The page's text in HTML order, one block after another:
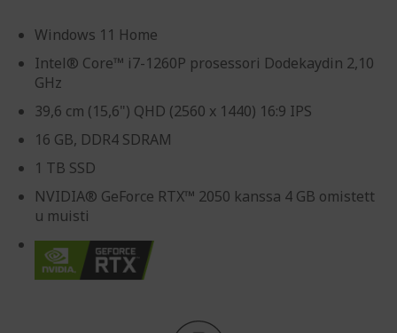
Windows 11 Home
Intel® Core™ i7-1260P prosessori Dodekaydin 2,10
GHz
39,6 cm (15,6") QHD (2560 x 1440) 16:9 IPS
16 GB, DDR4 SDRAM
1 TB SSD
NVIDIA® GeForce RTX™ 2050 kanssa 4 GB omistett
u muisti